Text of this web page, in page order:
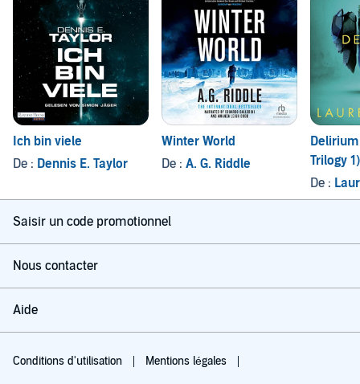
Ich bin viele
De : Dennis E. Taylor
Winter World
De : A. G. Riddle
Trilogy 1)
De :
Saisir un code promotionnel
Nous contacter
Aide
Conditions d'utilisation Mentions légales